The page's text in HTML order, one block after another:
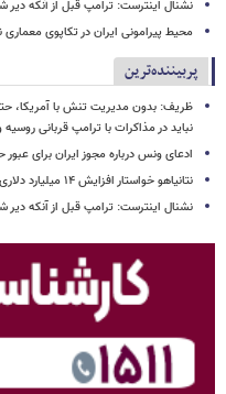
نشنال اینترست: ترامپ قبل از آنکه دیر
محیط پیرامونی ایران در تکاپوی معماری
پربیننده‌ترین
ظریف: بدون مدیریت تنش با آمریکا،
نباید در مذاکرات با ترامپ قربانی
ادعای ونس درباره مجوز ایران برای
نتانیاهو خواستار افزایش ۱۴ میلیارد دلاری بودجه نظامی اسرائیل شد
نشنال اینترست: ترامپ قبل از آنکه دیر